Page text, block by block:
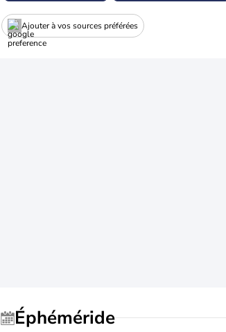
Ajouter à vos sources préférées
Éphéméride